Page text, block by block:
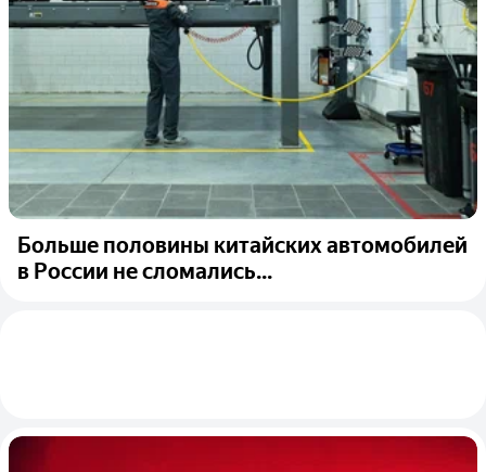
Больше половины китайских автомобилей
в России не сломались...